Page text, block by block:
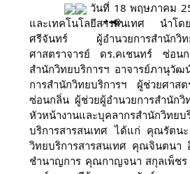
วันที่ 18 พฤษภาคม
และเทคโนโลยีสารสนเทศ นำโ
ศรีจันทร์ ผู้อำนวยการสำนัก
ศาสตราจารย์ ดร.คเชนทร์ ซ่อน
สำนักวิทยบริการฯ อาจารย์ภานุวั
การสำนักวิทยบริการฯ ผู้ช่วยศาส
ซ่อนกลิ่น ผู้ช่วยผู้อำนวยการสำนักวิ
หัวหน้างานและบุคลากรสำนักวิ
บริการสารสนเทศ ได้แก่ คุณรัตน
วิทยบริการสารสนเทศ คุณจินตนา
ชำนาญการ คุณกาญจนา สกุลเพ็ช